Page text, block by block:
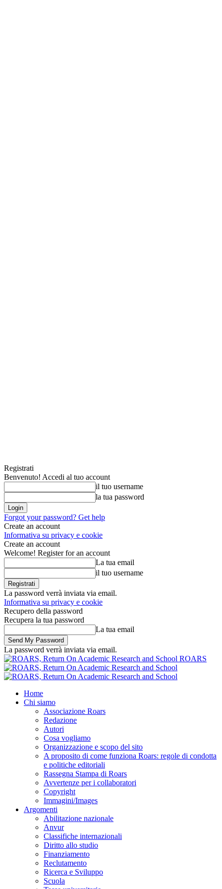
Registrati
Benvenuto! Accedi al tuo account
il tuo username
la tua password
Forgot your password? Get help
Create an account
Informativa su privacy e cookie
Create an account
Welcome! Register for an account
La tua email
il tuo username
La password verrà inviata via email.
Informativa su privacy e cookie
Recupero della password
Recupera la tua password
La tua email
La password verrà inviata via email.
ROARS
Home
Chi siamo
Associazione Roars
Redazione
Autori
Cosa vogliamo
Organizzazione e scopo del sito
A proposito di come funziona Roars: regole di condotta
e politiche editoriali
Rassegna Stampa di Roars
Avvertenze per i collaboratori
Copyright
Immagini/Images
Argomenti
Abilitazione nazionale
Anvur
Classifiche internazionali
Diritto allo studio
Finanziamento
Reclutamento
Ricerca e Sviluppo
Scuola